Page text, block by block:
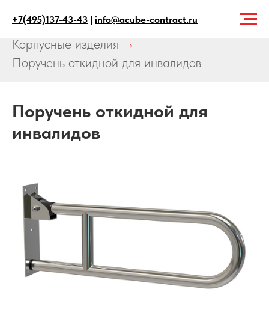
+7(495)137-43-43 | info@acube-contract.ru
Главная → Продукция →
Корпусные изделия →
Поручень откидной для инвалидов
Поручень откидной для
инвалидов